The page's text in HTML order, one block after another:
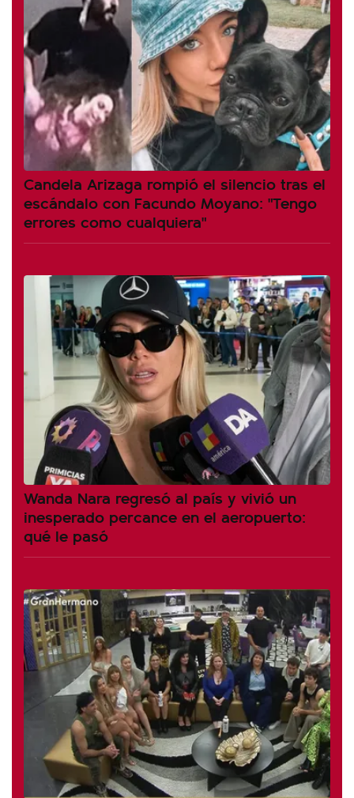
Candela Arizaga rompió el silencio tras el
escándalo con Facundo Moyano: "Tengo
errores como cualquiera"
Wanda Nara regresó al país y vivió un
inesperado percance en el aeropuerto:
qué le pasó